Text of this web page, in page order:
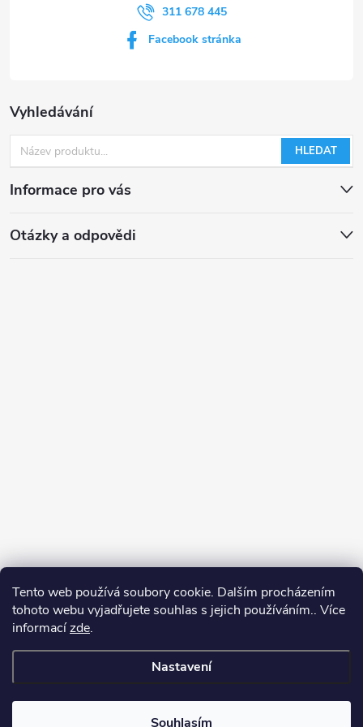
Tento web používá soubory cookie. Dalším procházením
tohoto webu vyjadřujete souhlas s jejich používáním.. Více
informacízde.
Nastavení
Souhlasím
Vyhledávání
HLEDAT
Informace pro vás
Otázky a odpovědi
311 678 445
Facebook stránka
Spolupracujeme
nastavení cookies